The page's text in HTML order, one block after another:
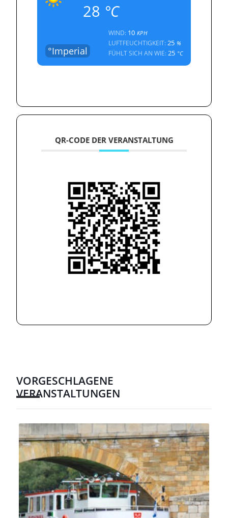
28 °C
°Imperial
WIND: 10 KPH
LUFTFEUCHTIGKEIT:25 %
FÜHLT SICH AN WIE:25 °C
QR-CODE DER VERANSTALTUNG
VORGESCHLAGENE
VERANSTALTUNGEN